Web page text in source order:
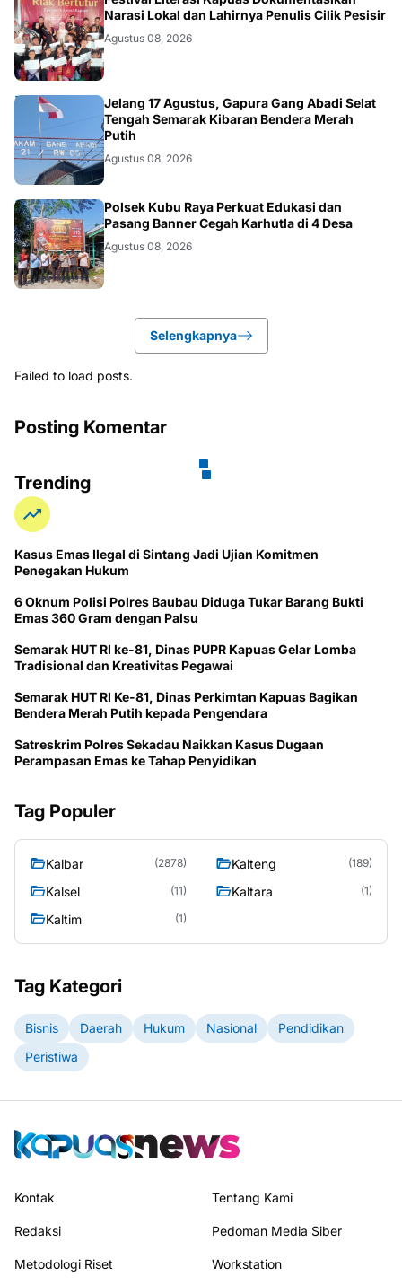
DAERAH
Narasi Lokal dan Lahirnya Penulis Cilik Pesisir
Agustus 08, 2026
Jelang 17 Agustus, Gapura Gang Abadi Selat
Tengah Semarak Kibaran Bendera Merah
Putih
Agustus 08, 2026
KALBAR
Polsek Kubu Raya Perkuat Edukasi dan
Pasang Banner Cegah Karhutla di 4 Desa
Agustus 08, 2026
Selengkapnya
Failed to load posts.
Posting Komentar
Trending
Kasus Emas Ilegal di Sintang Jadi Ujian Komitmen
Penegakan Hukum
6 Oknum Polisi Polres Baubau Diduga Tukar Barang Bukti
Emas 360 Gram dengan Palsu
Semarak HUT RI ke-81, Dinas PUPR Kapuas Gelar Lomba
Tradisional dan Kreativitas Pegawai
Semarak HUT RI Ke-81, Dinas Perkimtan Kapuas Bagikan
Bendera Merah Putih kepada Pengendara
Satreskrim Polres Sekadau Naikkan Kasus Dugaan
Perampasan Emas ke Tahap Penyidikan
Tag Populer
Kalbar (2878) Kalteng (189)
Kalsel (11) Kaltara (1)
Kaltim (1)
Tag Kategori
Bisnis Daerah Hukum Nasional
Pendidikan
Peristiwa
Kontak Tentang Kami
Redaksi Pedoman Media Siber
Metodologi Riset Workstation